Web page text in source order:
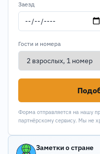
Заезд
Гости и номера
Форма отправляется на нашу
партнёрскому сервису. Мы не
Заметки о стране